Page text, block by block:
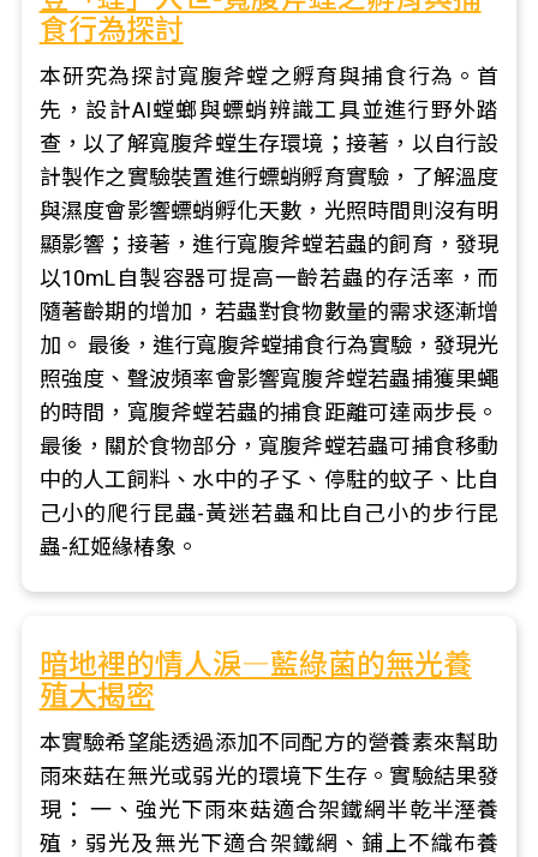
食行為探討
本研究為探討寬腹斧螳之孵育與捕食行為。首
先，設計AI螳螂與螵蛸辨識工具並進行野外踏
查，以了解寬腹斧螳生存環境；接著，以自行設
計製作之實驗裝置進行螵蛸孵育實驗，了解溫度
與濕度會影響螵蛸孵化天數，光照時間則沒有明
顯影響；接著，進行寬腹斧螳若蟲的飼育，發現
以10mL自製容器可提高一齡若蟲的存活率，而
隨著齡期的增加，若蟲對食物數量的需求逐漸增
加。 最後，進行寬腹斧螳捕食行為實驗，發現光
照強度、聲波頻率會影響寬腹斧螳若蟲捕獲果蠅
的時間，寬腹斧螳若蟲的捕食距離可達兩步長。
最後，關於食物部分，寬腹斧螳若蟲可捕食移動
中的人工飼料、水中的孑孓、停駐的蚊子、比自
己小的爬行昆蟲-黃迷若蟲和比自己小的步行昆
蟲-紅姬緣椿象。
暗地裡的情人淚―藍綠菌的無光養
殖大揭密
本實驗希望能透過添加不同配方的營養素來幫助
雨來菇在無光或弱光的環境下生存。實驗結果發
現： 一、強光下雨來菇適合架鐵網半乾半溼養
殖，弱光及無光下適合架鐵網、鋪上不織布養